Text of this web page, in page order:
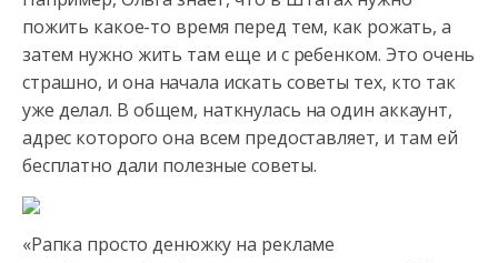
пожить какое-то время перед тем, как рожать, а
затем нужно жить там еще и с ребенком. Это очень
страшно, и она начала искать советы тех, кто так
уже делал. В общем, наткнулась на один аккаунт,
адрес которого она всем предоставляет, и там ей
бесплатно дали полезные советы.
«Рапка просто денюжку на рекламе